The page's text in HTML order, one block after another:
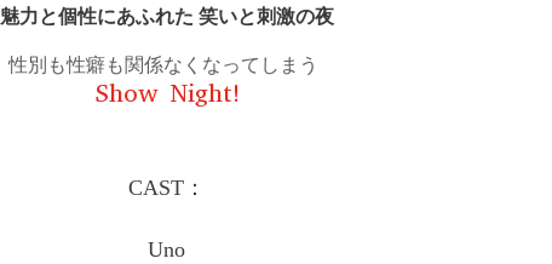
魅力と個性にあふれた 笑いと刺激の夜
性別も性癖も関係なくなってしまう
Show Night!
CAST：
Uno